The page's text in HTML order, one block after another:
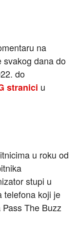
na
svakog dana do
do
stranici u
u roku od
stupi u
telefona koji je
Pass The Buzz